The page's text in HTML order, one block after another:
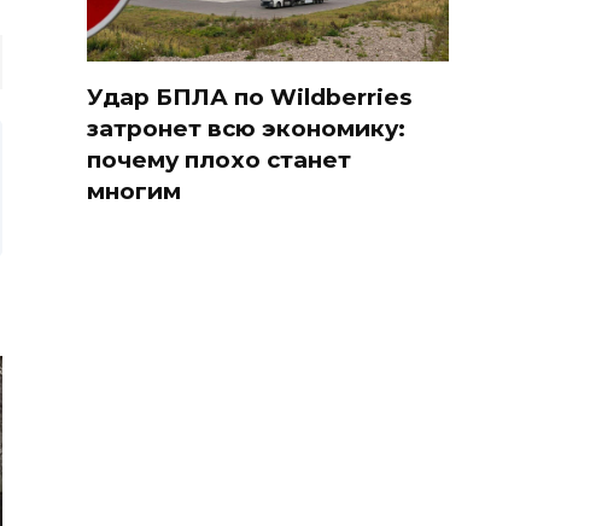
Удар БПЛА по Wildberries
затронет всю экономику:
почему плохо станет
многим